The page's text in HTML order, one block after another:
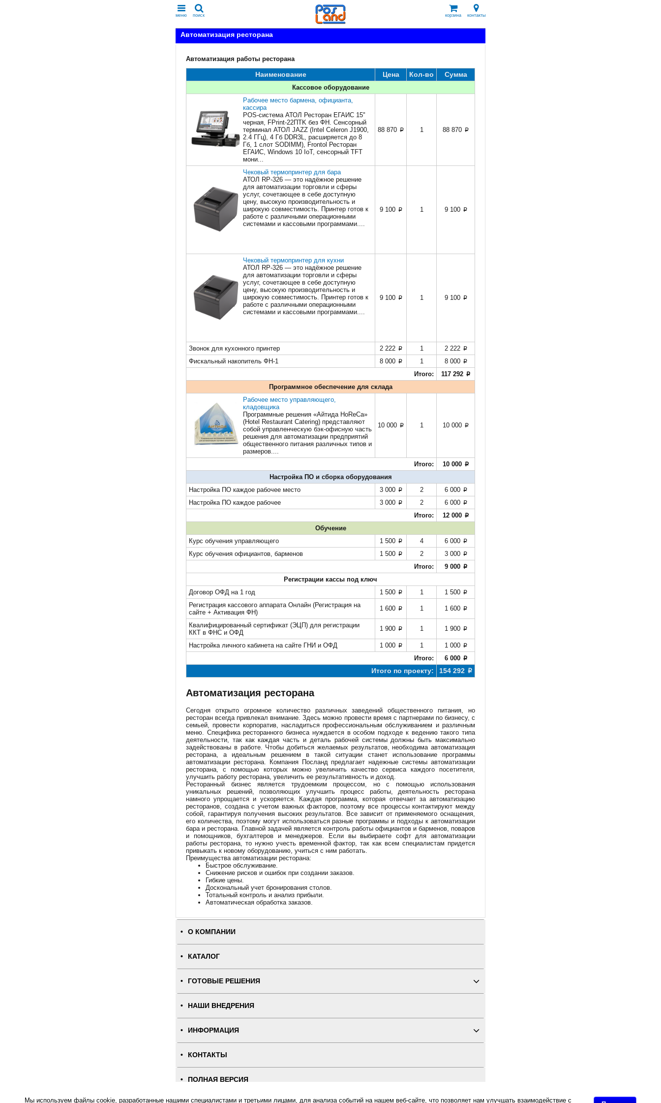
Мы используем файлы cookie, разработанные нашими специалистами и третьими лицами, для анализа событий на нашем веб-сайте, что позволяет нам улучшать взаимодействие с
меню поиск корзина контакты
Автоматизация ресторана
Автоматизация работы ресторана
Наименование Цена Кол-во
Сумма
Кассовое оборудование
Рабочее место бармена, официанта,
кассира
POS-система АТОЛ Ресторан ЕГАИС 15"
черная, FPrint-22ПТK без ФН. Сенсорный
терминал АТОЛ JAZZ (Intel Celeron J1900,
2.4 ГГц), 4 Гб DDR3L, расширяется до 8
Гб, 1 слот SODIMM), Frontol Ресторан
ЕГАИС, Windows 10 IoT, сенсорный TFT
мони...
88 870 p 1 88 870 p
Чековый термопринтер для бара
АТОЛ RP-326 — это надёжное решение
для автоматизации торговли и сферы
услуг, сочетающее в себе доступную
цену, высокую производительность и
широкую совместимость. Принтер готов к
работе с различными операционными
системами и кассовыми программами....
9 100 p 1 9 100 p
Чековый термопринтер для кухни
АТОЛ RP-326 — это надёжное решение
для автоматизации торговли и сферы
услуг, сочетающее в себе доступную
цену, высокую производительность и
широкую совместимость. Принтер готов к
работе с различными операционными
системами и кассовыми программами....
9 100 p 1 9 100 p
Звонок для кухонного принтер 2 222 p 1 2 222 p
Фискальный накопитель ФН-1 8 000 p 1 8 000 p
Итого: 117 292 p
Программное обеспечение для склада
Рабочее место управляющего,
кладовщика
Программные решения «Айтида HoReCa»
(Hotel Restaurant Catering) представляют
собой управленческую бэк-офисную часть
решения для автоматизации предприятий
общественного питания различных типов и
размеров....
10 000 p 1 10 000 p
Итого: 10 000 p
Настройка ПО и сборка оборудования
Настройка ПО каждое рабочее место
3 000 p 2 6 000 p
Настройка ПО каждое рабочее 3 000 p 2 6 000 p
Итого: 12 000 p
Обучение
Курс обучения управляющего
1 500 p 4 6 000 p
Курс обучения официантов, барменов 1 500 p 2 3 000 p
Итого: 9 000 p
Регистрации кассы под ключ
Договор ОФД на 1 год
1 500 p 1 1 500 p
Регистрация кассового аппарата Онлайн (Регистрация на
сайте + Активация ФН)
1 600 p 1 1 600 p
Квалифицированный сертификат (ЭЦП) для регистрации
ККТ в ФНС и ОФД
1 900 p 1 1 900 p
Настройка личного кабинета на сайте ГНИ и ОФД 1 000 p 1 1 000 p
Итого: 6 000 p
Итого по проекту: 154 292 p
Автоматизация ресторана
Сегодня открыто огромное количество различных заведений общественного питания, но
ресторан всегда привлекал внимание. Здесь можно провести время с партнерами по бизнесу, с
семьей, провести корпоратив, насладиться профессиональным обслуживанием и различным
меню. Специфика ресторанного бизнеса нуждается в особом подходе к ведению такого типа
деятельности, так как каждая часть и деталь рабочей системы должны быть максимально
задействованы в работе. Чтобы добиться желаемых результатов, необходима автоматизация
ресторана, а идеальным решением в такой ситуации станет использование программы
автоматизации ресторана. Компания Посланд предлагает надежные системы автоматизации
ресторана, с помощью которых можно увеличить качество сервиса каждого посетителя,
улучшить работу ресторана, увеличить ее результативность и доход.
Ресторанный бизнес является трудоемким процессом, но с помощью использования
уникальных решений, позволяющих улучшить процесс работы, деятельность ресторана
намного упрощается и ускоряется. Каждая программа, которая отвечает за автоматизацию
ресторанов, создана с учетом важных факторов, поэтому все процессы контактируют между
собой, гарантируя получения высоких результатов. Все зависит от применяемого оснащения,
его количества, поэтому могут использоваться разные программы и подходы к автоматизации
бара и ресторана. Главной задачей является контроль работы официантов и барменов, поваров
и помощников, бухгалтеров и менеджеров. Если вы выбираете софт для автоматизации
работы ресторана, то нужно учесть временной фактор, так как всем специалистам придется
привыкать к новому оборудованию, учиться с ним работать.
Преимущества автоматизации ресторана:
Быстрое обслуживание.
Снижение рисков и ошибок при создании заказов.
Гибкие цены.
Доскональный учет бронирования столов.
Тотальный контроль и анализ прибыли.
Автоматическая обработка заказов.
О КОМПАНИИ
КАТАЛОГ
ГОТОВЫЕ РЕШЕНИЯ
НАШИ ВНЕДРЕНИЯ
ИНФОРМАЦИЯ
КОНТАКТЫ
ПОЛНАЯ ВЕРСИЯ
Интернет-магазин "ПОСЛЭНД" - торгового оборудования, оборудования для автоматизации общепита и торговли, расходных материалов